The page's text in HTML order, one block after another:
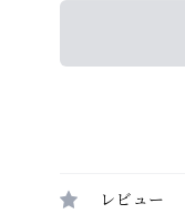
レビュー